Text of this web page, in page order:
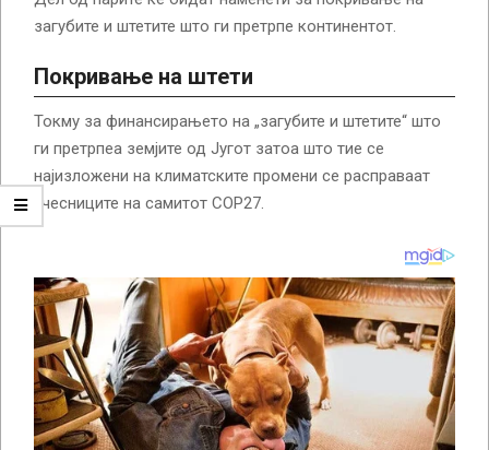
загубите и штетите што ги претрпе континентот.
Покривање на штети
Токму за финансирањето на „загубите и штетите“ што
ги претрпеа земјите од Југот затоа што тие се
најизложени на климатските промени се расправаат
учесниците на самитот COP27.